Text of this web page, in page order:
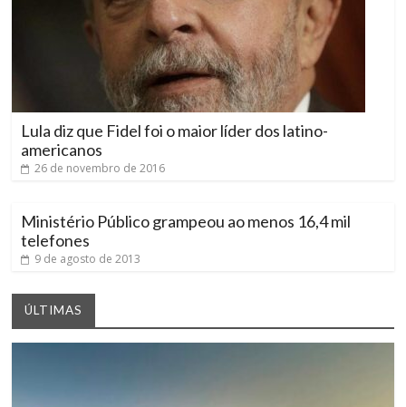
Lula diz que Fidel foi o maior líder dos latino-
americanos
26 de novembro de 2016
Ministério Público grampeou ao menos 16,4 mil
telefones
9 de agosto de 2013
ÚLTIMAS